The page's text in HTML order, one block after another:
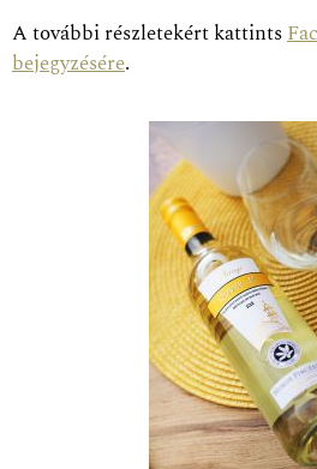
A további részletekért kattints
bejegyzésére.